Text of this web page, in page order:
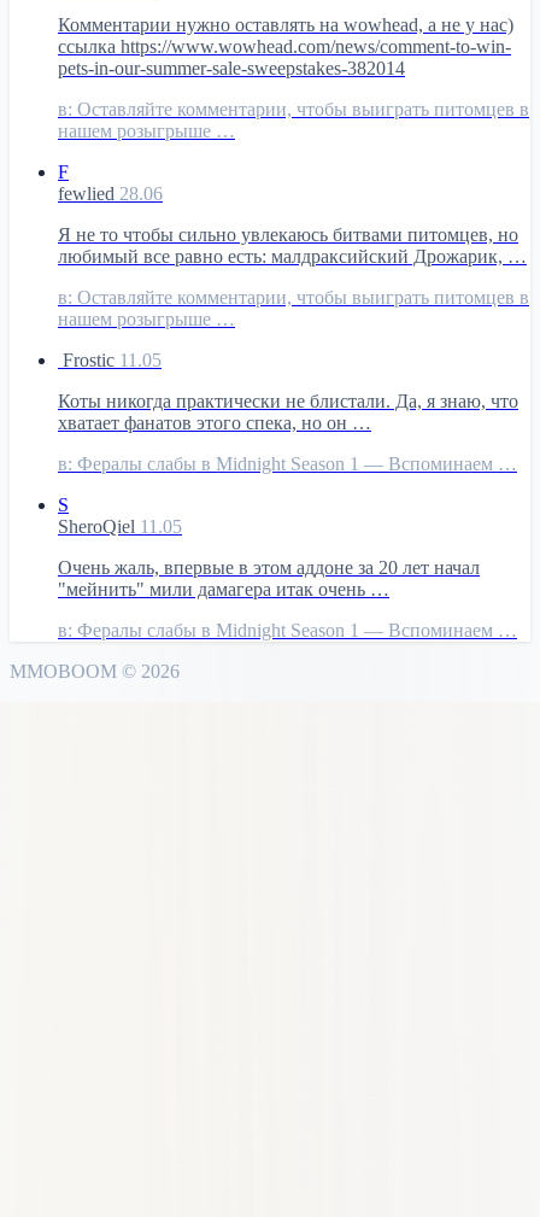
Комментарии нужно оставлять на wowhead, а не у нас)
ссылка https://www.wowhead.com/news/comment-to-win-
pets-in-our-summer-sale-sweepstakes-382014
в: Оставляйте комментарии, чтобы выиграть питомцев в
нашем розыгрыше …
F
fewlied 28.06
Я не то чтобы сильно увлекаюсь битвами питомцев, но
любимый все равно есть: малдраксийский Дрожарик, …
в: Оставляйте комментарии, чтобы выиграть питомцев в
нашем розыгрыше …
Frostic 11.05
Коты никогда практически не блистали. Да, я знаю, что
хватает фанатов этого спека, но он …
в: Фералы слабы в Midnight Season 1 — Вспоминаем …
S
SheroQiel 11.05
Очень жаль, впервые в этом аддоне за 20 лет начал
"мейнить" мили дамагера итак очень …
в: Фералы слабы в Midnight Season 1 — Вспоминаем …
MMOBOOM © 2026